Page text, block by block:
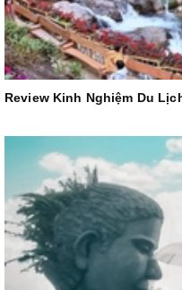
Review Kinh Nghiệm Du